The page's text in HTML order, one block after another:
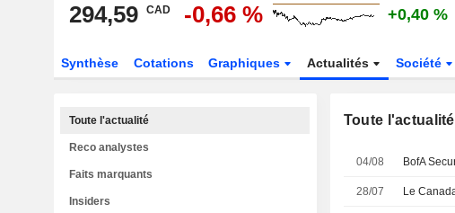
294,59 CAD -0,66 % +0,40 %
Synthèse Cotations Graphiques Actualités Société
Toute l'actualité
04/08
28/07
Toute l'actualité
Reco analystes
Faits marquants
Insiders